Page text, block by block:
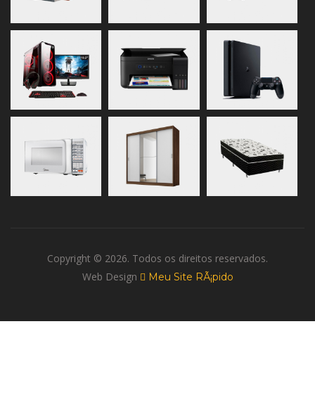
Copyright © 2026. Todos os direitos reservados.
Web Design
Meu Site RÃ¡pido